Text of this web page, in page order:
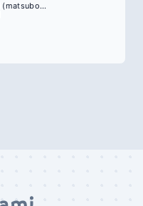
Matsukura Yuki (matsubokkuri)